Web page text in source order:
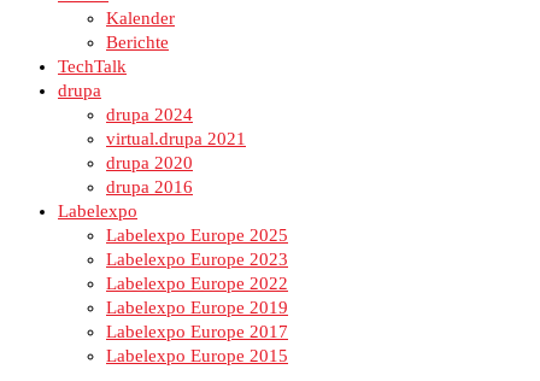
Kalender
Berichte
TechTalk
drupa
drupa 2024
virtual.drupa 2021
drupa 2020
drupa 2016
Labelexpo
Labelexpo Europe 2025
Labelexpo Europe 2023
Labelexpo Europe 2022
Labelexpo Europe 2019
Labelexpo Europe 2017
Labelexpo Europe 2015